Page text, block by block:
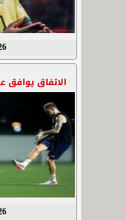
الاتفاق يوافق